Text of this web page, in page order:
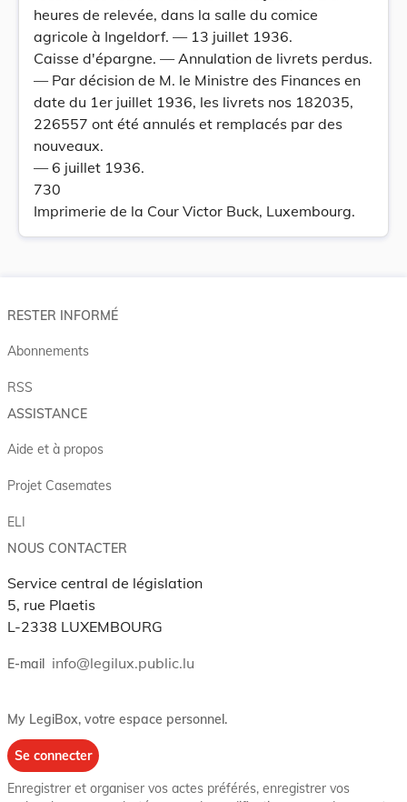
heures de relevée, dans la salle du comice
agricole à Ingeldorf. — 13 juillet 1936.
Caisse d'épargne. — Annulation de livrets perdus.
— Par décision de M. le Ministre des Finances en
date du 1er juillet 1936, les livrets nos 182035,
226557 ont été annulés et remplacés par des
nouveaux.
— 6 juillet 1936.
730
Imprimerie de la Cour Victor Buck, Luxembourg.
RESTER INFORMÉ
Abonnements
RSS
ASSISTANCE
Aide et à propos
Projet Casemates
ELI
NOUS CONTACTER
Service central de législation
5, rue Plaetis
L-2338 LUXEMBOURG
E-mail info@legilux.public.lu
My LegiBox, votre espace personnel.
Se connecter
Enregistrer et organiser vos actes préférés, enregistrer vos